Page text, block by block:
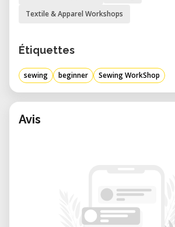
Textile & Apparel Workshops
Étiquettes
sewing beginner Sewing WorkShop
Avis